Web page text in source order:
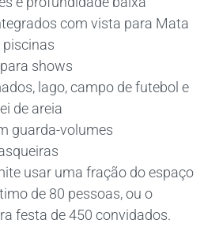
com vista para Mata
shows
lago, campo de futebol e
de areia
guarda-volumes
usar uma fração do espaço
de 80 pessoas, ou o
festa de 450 convidados.